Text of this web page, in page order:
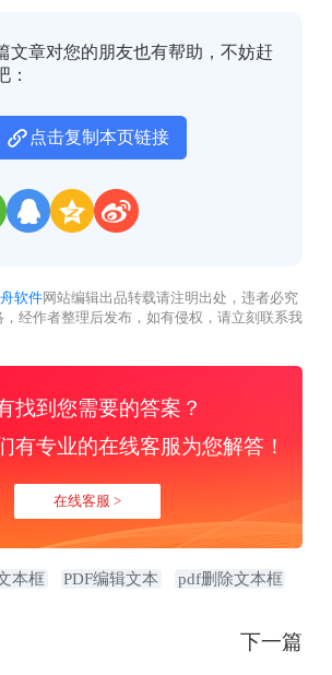
文章对您的朋友也有帮助，不妨赶
：
点击复制本页链接
软件网站编辑出品转载请注明出处，违者必究
经作者整理后发布，如有侵权，请立刻联系我
找到您需要的答案？
有专业的在线客服为您解答！
在线客服 >
本框 PDF编辑文本 pdf删除文本框
下一篇